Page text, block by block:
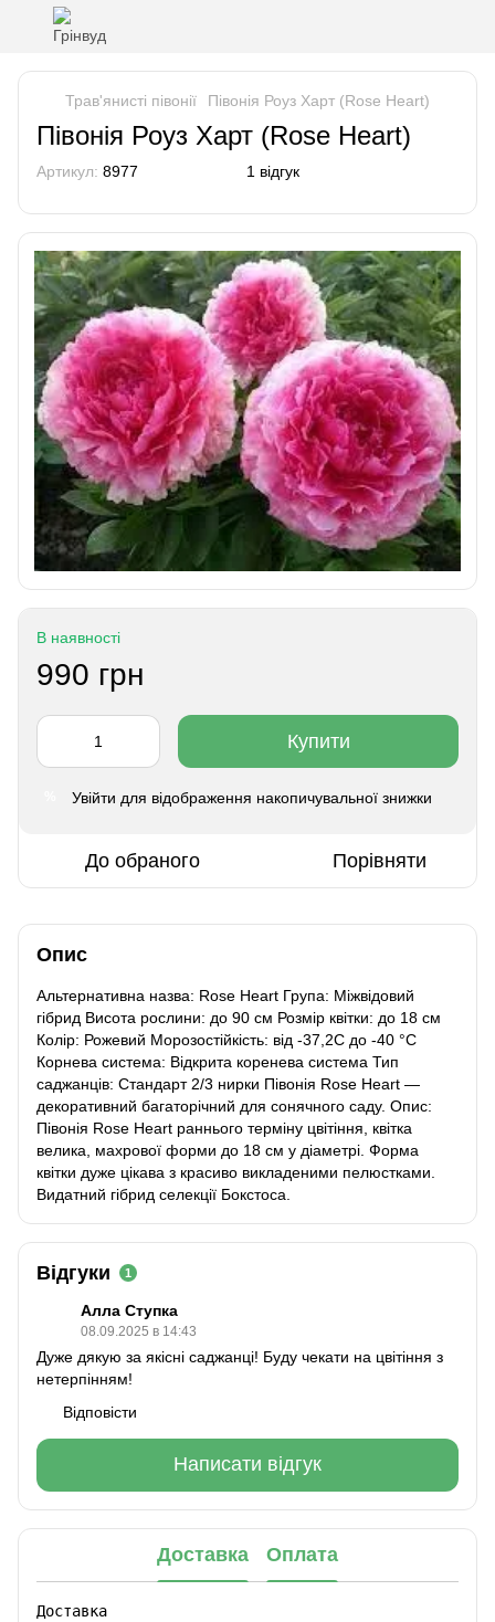
Трав'янисті півонії Півонія Роуз Харт (Rose Heart)
Півонія Роуз Харт (Rose Heart)
Артикул: 8977 1 відгук
В наявності
990 грн
Купити
Увійти для відображення накопичувальної знижки
До обраного Порівняти
Опис
Альтернативна назва: Rose Heart Група: Міжвідовий
гібрид Висота рослини: до 90 см Розмір квітки: до 18 см
Колір: Рожевий Морозостійкість: від -37,2С до -40 °C
Корнева система: Відкрита коренева система Тип
саджанців: Стандарт 2/3 нирки Півонія Rose Heart —
декоративний багаторічний для сонячного саду. Опис:
Півонія Rose Heart раннього терміну цвітіння, квітка
велика, махрової форми до 18 см у діаметрі. Форма
квітки дуже цікава з красиво викладеними пелюстками.
Видатний гібрид селекції Бокстоса.
Відгуки 1
Алла Ступка
08.09.2025 в 14:43
Дуже дякую за якісні саджанці! Буду чекати на цвітіння з
нетерпінням!
Відповісти
Написати відгук
Доставка Оплата
Доставка